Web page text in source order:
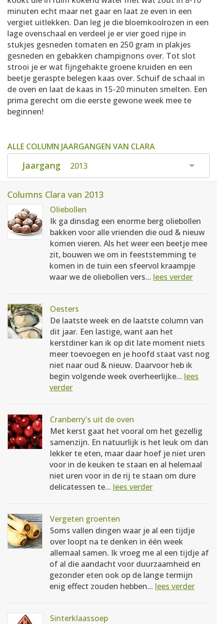
minuten echt maar net gaar en laat ze even in een
vergiet uitlekken. Dan leg je die bloemkoolrozen in een
lage ovenschaal en verdeel je er vier goed rijpe in
stukjes gesneden tomaten en 250 gram in plakjes
gesneden en gebakken champignons over. Tot slot
strooi je er wat fijngehakte groene kruiden en een
beetje geraspte belegen kaas over. Schuif de schaal in
de oven en laat de kaas in 15-20 minuten smelten. Een
prima gerecht om die eerste gewone week mee te
beginnen!
ALLE COLUMN JAARGANGEN VAN CLARA
Jaargang 2013
Columns Clara van 2013
Oliebollen
Ik ga dinsdag een enorme berg oliebollen
bakken voor alle vrienden die oud & nieuw
komen vieren. Als het weer een beetje mee
zit, bouwen we om in feeststemming te
komen in de tuin een sfeervol kraampje
waar we de oliebollen vers... lees verder
Oesters
De laatste week en de laatste column van
dit jaar. Een lastige, want aan het
kerstdiner kan ik op dit late moment niets
meer toevoegen en je hoofd staat vast nog
niet naar oud & nieuw. Daarvoor heb ik
begin volgende week overheerlijke... lees
verder
Cranberry's uit de oven
Met kerst gaat het vooral om het gezellig
samenzijn. En natuurlijk is het leuk om dan
lekker te eten, maar daar hoef je niet uren
voor in de keuken te staan en al helemaal
niet uren voor in de rij te staan om dure
delicatessen te... lees verder
Vergeten groenten
Soms vallen dingen waar je al een tijdje
over loopt na te denken in één week
allemaal samen. Ik vroeg me al een tijdje af
of al die aandacht voor duurzaamheid en
gezonder eten ook op de lange termijn
enig effect zouden hebben... lees verder
Sinterklaassoep